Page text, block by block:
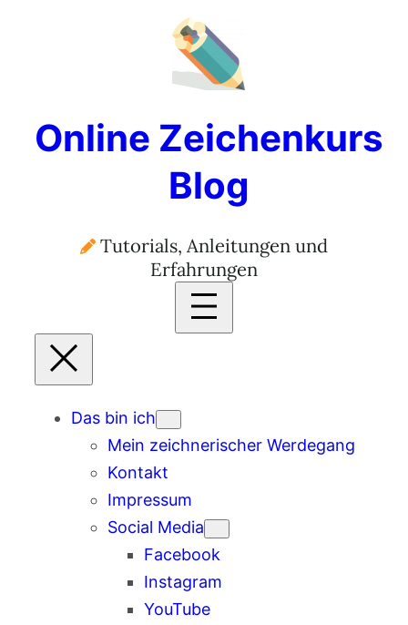
Online Zeichenkurs
Blog
Tutorials, Anleitungen und
Erfahrungen
Das bin ich
Mein zeichnerischer Werdegang
Kontakt
Impressum
Social Media
Facebook
Instagram
YouTube